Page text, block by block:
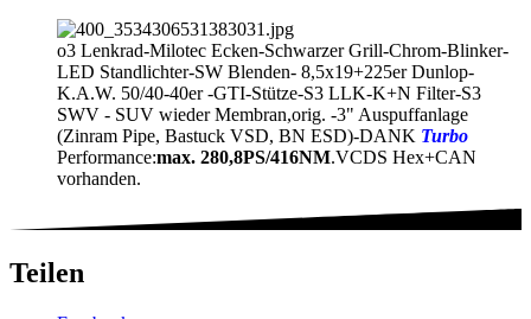
o3 Lenkrad-Milotec Ecken-Schwarzer Grill-Chrom-Blinker-
LED Standlichter-SW Blenden- 8,5x19+225er Dunlop-
K.A.W. 50/40-40er -GTI-Stütze-S3 LLK-K+N Filter-S3
SWV - SUV wieder Membran,orig. -3" Auspuffanlage
(Zinram Pipe, Bastuck VSD, BN ESD)-DANK Turbo
Performance:max. 280,8PS/416NM.VCDS Hex+CAN
vorhanden.
Teilen